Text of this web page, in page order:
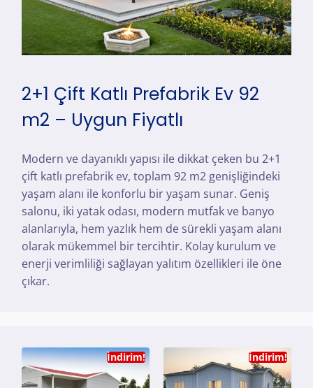
2+1 Çift Katlı Prefabrik Ev 92
m2 – Uygun Fiyatlı
Modern ve dayanıklı yapısı ile dikkat çeken bu 2+1
çift katlı prefabrik ev, toplam 92 m2 genişliğindeki
yaşam alanı ile konforlu bir yaşam sunar. Geniş
salonu, iki yatak odası, modern mutfak ve banyo
alanlarıyla, hem yazlık hem de sürekli yaşam alanı
olarak mükemmel bir tercihtir. Kolay kurulum ve
enerji verimliliği sağlayan yalıtım özellikleri ile öne
çıkar.
İndirim! İndirim!